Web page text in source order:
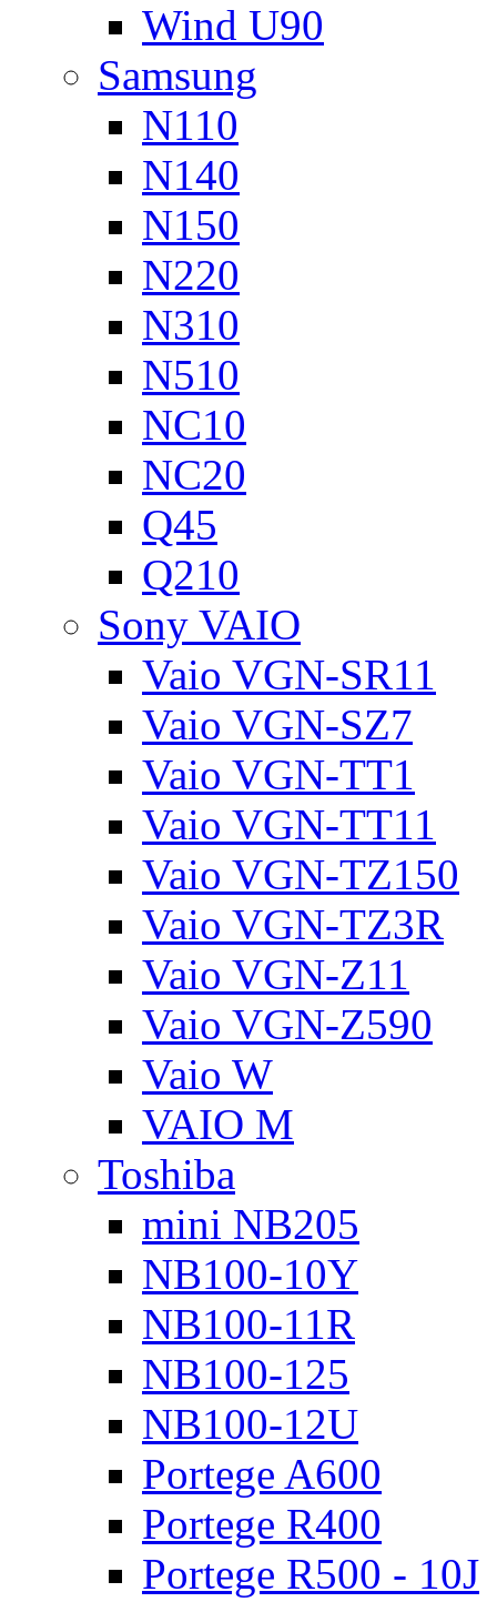
Wind U90
Samsung
N110
N140
N150
N220
N310
N510
NC10
NC20
Q45
Q210
Sony VAIO
Vaio VGN-SR11
Vaio VGN-SZ7
Vaio VGN-TT1
Vaio VGN-TT11
Vaio VGN-TZ150
Vaio VGN-TZ3R
Vaio VGN-Z11
Vaio VGN-Z590
Vaio W
VAIO M
Toshiba
mini NB205
NB100-10Y
NB100-11R
NB100-125
NB100-12U
Portege A600
Portege R400
Portege R500 - 10J